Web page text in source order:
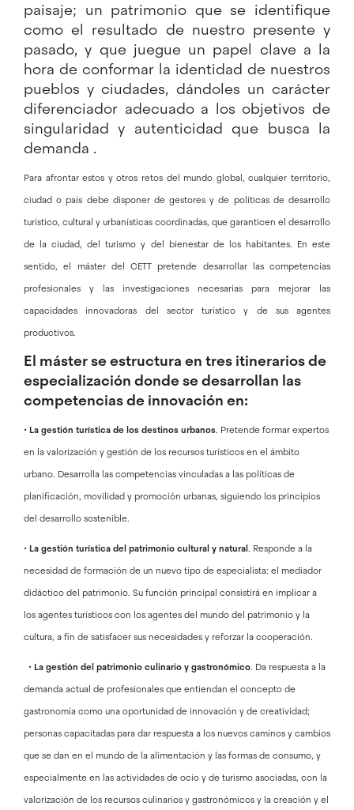
paisaje; un patrimonio que se identifique
como el resultado de nuestro presente y
pasado, y que juegue un papel clave a la
hora de conformar la identidad de nuestros
pueblos y ciudades, dándoles un carácter
diferenciador adecuado a los objetivos de
singularidad y autenticidad que busca la
demanda .
Para afrontar estos y otros retos del mundo global, cualquier territorio,
ciudad o país debe disponer de gestores y de políticas de desarrollo
turístico, cultural y urbanísticas coordinadas, que garanticen el desarrollo
de la ciudad, del turismo y del bienestar de los habitantes. En este
sentido, el máster del CETT pretende desarrollar las competencias
profesionales y las investigaciones necesarias para mejorar las
capacidades innovadoras del sector turístico y de sus agentes
productivos.
El máster se estructura en tres itinerarios de
especialización donde se desarrollan las
competencias de innovación en:
• La gestión turística de los destinos urbanos. Pretende formar expertos
en la valorización y gestión de los recursos turísticos en el ámbito
urbano. Desarrolla las competencias vinculadas a las políticas de
planificación, movilidad y promoción urbanas, siguiendo los principios
del desarrollo sostenible.
• La gestión turística del patrimonio cultural y natural . Responde a la
necesidad de formación de un nuevo tipo de especialista: el mediador
didáctico del patrimonio. Su función principal consistirá en implicar a
los agentes turísticos con los agentes del mundo del patrimonio y la
cultura, a fin de satisfacer sus necesidades y reforzar la cooperación.
• La gestión del patrimonio culinario y gastronómico. Da respuesta a la
demanda actual de profesionales que entiendan el concepto de
gastronomía como una oportunidad de innovación y de creatividad;
personas capacitadas para dar respuesta a los nuevos caminos y cambios
que se dan en el mundo de la alimentación y las formas de consumo, y
especialmente en las actividades de ocio y de turismo asociadas, con la
valorización de los recursos culinarios y gastronómicos y la creación y el